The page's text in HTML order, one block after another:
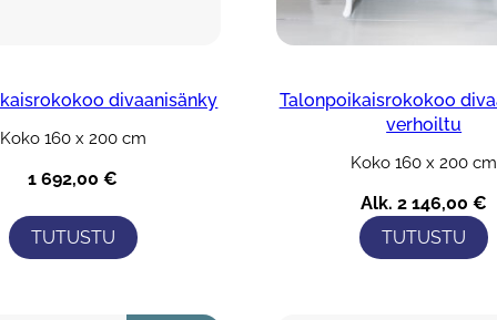
divaanisänky
Koko 160 x 200 cm
1 692,00€
TUTUSTU
Talonpoikaisrokokoo
verhoiltu
Koko 160 x 200 cm
Alk.2 146,00€
TUTUSTU